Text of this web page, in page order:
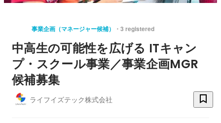
事業企画（マネージャー候補） 3 registered
中高生の可能性を広げる ITキャン
プ・スクール事業／事業企画MGR
候補募集
ライフイズテック株式会社